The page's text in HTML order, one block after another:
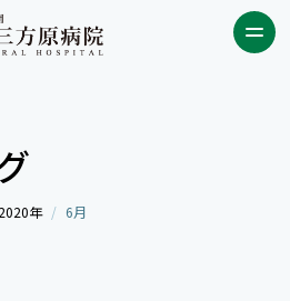
2020年 6月